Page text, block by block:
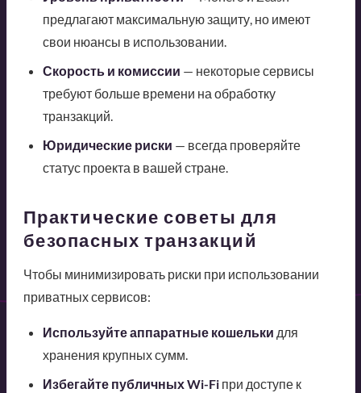
предлагают максимальную защиту, но имеют
свои нюансы в использовании.
Скорость и комиссии — некоторые сервисы
требуют больше времени на обработку
транзакций.
Юридические риски — всегда проверяйте
статус проекта в вашей стране.
Практические советы для
безопасных транзакций
Чтобы минимизировать риски при использовании
приватных сервисов:
Используйте аппаратные кошельки для
хранения крупных сумм.
Избегайте публичных Wi-Fiпри доступе к